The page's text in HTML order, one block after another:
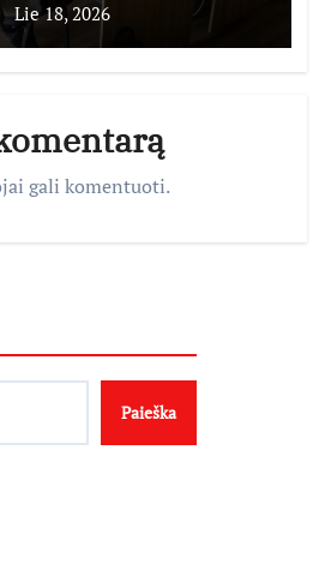
Lie 18, 2026
gali komentuoti.
Paieška